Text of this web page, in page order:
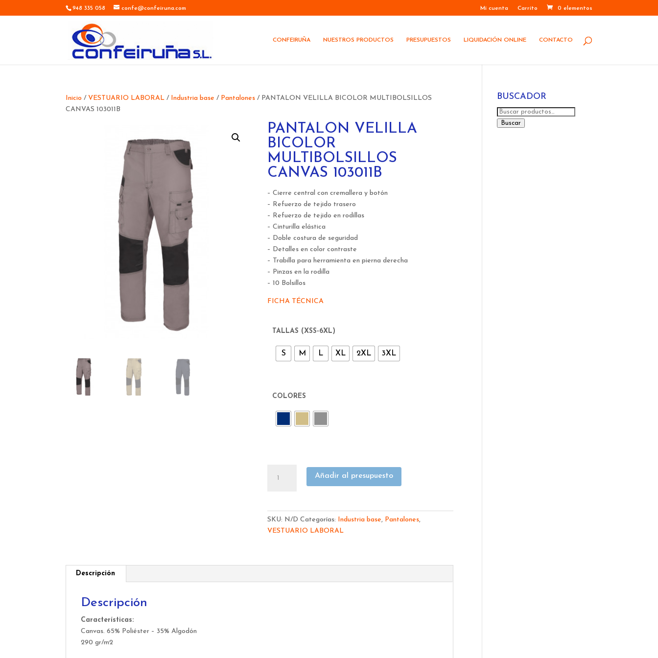
948 335 058 confe@confeiruna.com Mi cuenta Carrito 0 elementos
CONFEIRUÑA NUESTROS PRODUCTOS PRESUPUESTOS LIQUIDACIÓN ONLINE CONTACTO
Inicio / VESTUARIO LABORAL / Industria base / Pantalones / PANTALON VELILLA BICOLOR MULTIBOLSILLOS
CANVAS 103011B
PANTALON VELILLA
BICOLOR
MULTIBOLSILLOS
CANVAS 103011B
– Cierre central con cremallera y botón
– Refuerzo de tejido trasero
– Refuerzo de tejido en rodillas
– Cinturilla elástica
– Doble costura de seguridad
– Detalles en color contraste
– Trabilla para herramienta en pierna derecha
– Pinzas en la rodilla
– 10 Bolsillos
FICHA TÉCNICA
TALLAS (XSS-6XL)
S M L XL 2XL 3XL
COLORES
PANTALON
VELILLA
CANVAS
103011B
Añadir al presupuesto
SKU: N/D Categorías: Industria base, Pantalones,
VESTUARIO LABORAL
Descripción
Descripción
Características:
Canvas. 65% Poliéster – 35% Algodón
290 gr/m2
BUSCADOR
Buscar
por:
Buscar